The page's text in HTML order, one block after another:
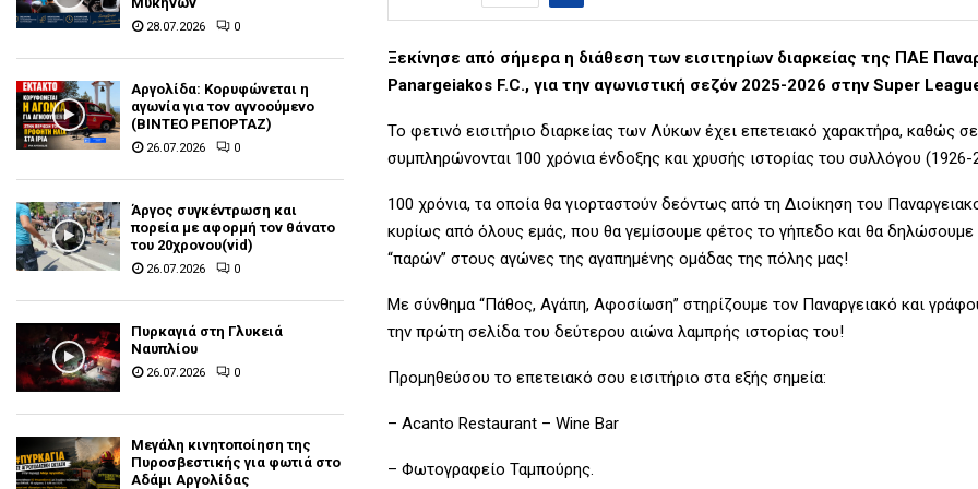
Ξεκίνησε από σήμερα η διάθεση των εισιτηρίων διαρκείας της ΠΑΕ
Panargeiakos F.C., για την αγωνιστική σεζόν 2025-2026 στην Super
Το φετινό εισιτήριο διαρκείας των Λύκων έχει επετειακό χαρακτήρα, καθώς
συμπληρώνονται 100 χρόνια ένδοξης και χρυσής ιστορίας του συλλόγου (1926-
100 χρόνια, τα οποία θα γιορταστούν δεόντως από τη Διοίκηση του
κυρίως από όλους εμάς, που θα γεμίσουμε φέτος το γήπεδο και θα δηλώσουμε
“παρών” στους αγώνες της αγαπημένης ομάδας της πόλης μας!
Με σύνθημα “Πάθος, Αγάπη, Αφοσίωση” στηρίζουμε τον Παναργειακό και
την πρώτη σελίδα του δεύτερου αιώνα λαμπρής ιστορίας του!
Προμηθεύσου το επετειακό σου εισιτήριο στα εξής σημεία:
– Acanto Restaurant – Wine Bar
– Φωτογραφείο Ταμπούρης.
28.07.2026 0
Αργολίδα: Κορυφώνεται η
αγωνία για τον αγνοούμενο
(ΒΙΝΤΕΟ ΡΕΠΟΡΤΑΖ)
26.07.2026 0
Άργος συγκέντρωση και
πορεία με αφορμή τον θάνατο
του 20χρονου(vid)
26.07.2026 0
Πυρκαγιά στη Γλυκειά
Ναυπλίου
26.07.2026 0
Μεγάλη κινητοποίηση της
Πυροσβεστικής για φωτιά στο
Αδάμι Αργολίδας